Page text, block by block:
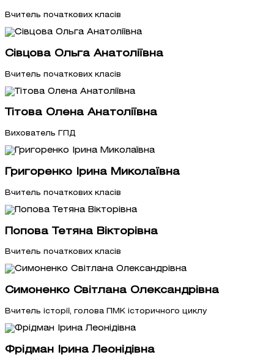
Вчитель початкових класів
Сівцова Ольга Анатоліївна
Вчитель початкових класів
Тітова Олена Анатоліївна
Вихователь ГПД
Григоренко Ірина Миколаївна
Вчитель початкових класів
Попова Тетяна Вікторівна
Вчитель початкових класів
Симоненко Світлана Олександрівна
Вчитель історії, голова ПМК історичного циклу
Фрідман Ірина Леонідівна